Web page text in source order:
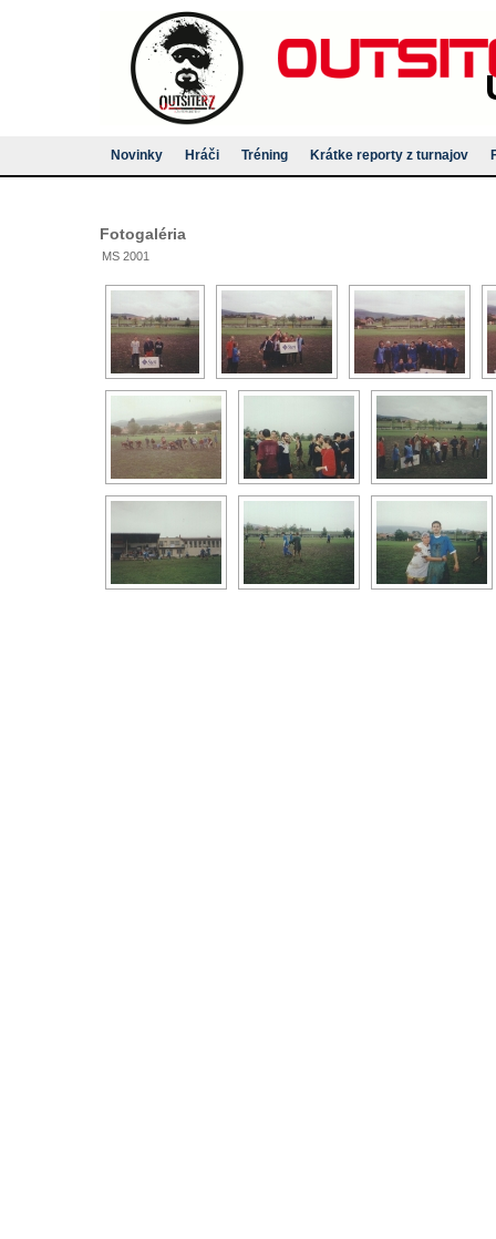
Novinky Hráči Tréning Krátke reporty z turnajov
Fotogaléria
MS 2001